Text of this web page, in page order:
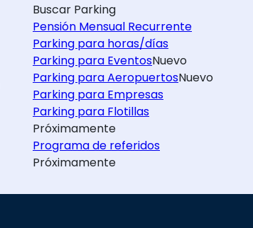
Buscar Parking
Pensión Mensual Recurrente
Parking para horas/días
Parking para EventosNuevo
Parking para AeropuertosNuevo
Parking para Empresas
Parking para Flotillas
Próximamente
Programa de referidos
Próximamente